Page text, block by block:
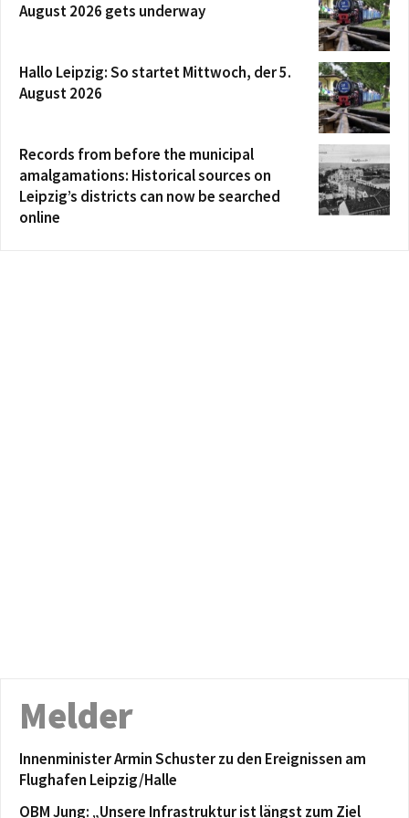
August 2026 gets underway
Hallo Leipzig: So startet Mittwoch, der 5.
August 2026
Records from before the municipal
amalgamations: Historical sources on
Leipzig’s districts can now be searched
online
Melder
Innenminister Armin Schuster zu den Ereignissen am
Flughafen Leipzig/Halle
OBM Jung: „Unsere Infrastruktur ist längst zum Ziel